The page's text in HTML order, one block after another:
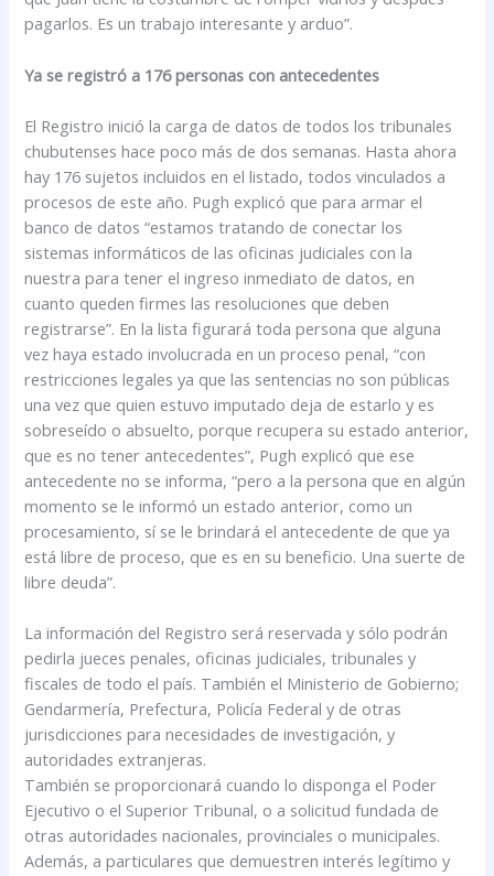
pagarlos. Es un trabajo interesante y arduo”.
Ya se registró a 176 personas con antecedentes
El Registro inició la carga de datos de todos los tribunales
chubutenses hace poco más de dos semanas. Hasta ahora
hay 176 sujetos incluidos en el listado, todos vinculados a
procesos de este año. Pugh explicó que para armar el
banco de datos “estamos tratando de conectar los
sistemas informáticos de las oficinas judiciales con la
nuestra para tener el ingreso inmediato de datos, en
cuanto queden firmes las resoluciones que deben
registrarse”. En la lista figurará toda persona que alguna
vez haya estado involucrada en un proceso penal, “con
restricciones legales ya que las sentencias no son públicas
una vez que quien estuvo imputado deja de estarlo y es
sobreseído o absuelto, porque recupera su estado anterior,
que es no tener antecedentes”, Pugh explicó que ese
antecedente no se informa, “pero a la persona que en algún
momento se le informó un estado anterior, como un
procesamiento, sí se le brindará el antecedente de que ya
está libre de proceso, que es en su beneficio. Una suerte de
libre deuda”.
La información del Registro será reservada y sólo podrán
pedirla jueces penales, oficinas judiciales, tribunales y
fiscales de todo el país. También el Ministerio de Gobierno;
Gendarmería, Prefectura, Policía Federal y de otras
jurisdicciones para necesidades de investigación, y
autoridades extranjeras.
También se proporcionará cuando lo disponga el Poder
Ejecutivo o el Superior Tribunal, o a solicitud fundada de
otras autoridades nacionales, provinciales o municipales.
Además, a particulares que demuestren interés legítimo y